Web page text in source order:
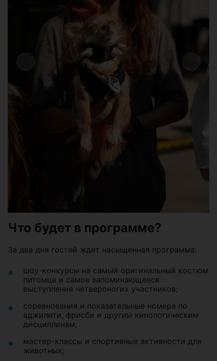
Что будет в программе?
За два дня гостей ждет насыщенная программа:
шоу-конкурсы на самый оригинальный костюм
питомца и самое запоминающееся
выступление четвероногих участников;
соревнования и показательные номера по
аджилити, фрисби и другим кинологическим
дисциплинам;
мастер-классы и спортивные активности для
животных;